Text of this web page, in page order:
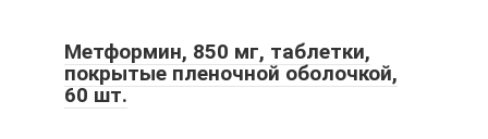
Метформин, 850 мг, таблетки,
покрытые пленочной оболочкой,
60 шт.